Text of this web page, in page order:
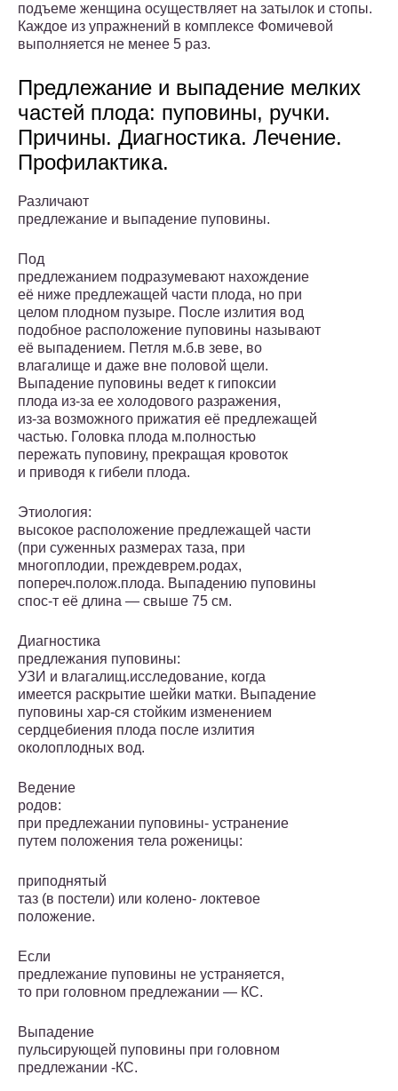
подъеме женщина осуществляет на затылок и стопы.
Каждое из упражнений в комплексе Фомичевой
выполняется не менее 5 раз.
Предлежание и выпадение мелких
частей плода: пуповины, ручки.
Причины. Диагностика. Лечение.
Профилактика.
Различают
предлежание и выпадение пуповины.
Под
предлежанием подразумевают нахождение
её ниже предлежащей части плода, но при
целом плодном пузыре. После излития вод
подобное расположение пуповины называют
её выпадением. Петля м.б.в зеве, во
влагалище и даже вне половой щели.
Выпадение пуповины ведет к гипоксии
плода из-за ее холодового разражения,
из-за возможного прижатия её предлежащей
частью. Головка плода м.полностью
пережать пуповину, прекращая кровоток
и приводя к гибели плода.
Этиология:
высокое расположение предлежащей части
(при суженных размерах таза, при
многоплодии, преждеврем.родах,
попереч.полож.плода. Выпадению пуповины
спос-т её длина — свыше 75 см.
Диагностика
предлежания пуповины:
УЗИ и влагалищ.исследование, когда
имеется раскрытие шейки матки. Выпадение
пуповины хар-ся стойким изменением
сердцебиения плода после излития
околоплодных вод.
Ведение
родов:
при предлежании пуповины- устранение
путем положения тела роженицы:
приподнятый
таз (в постели) или колено- локтевое
положение.
Если
предлежание пуповины не устраняется,
то при головном предлежании — КС.
Выпадение
пульсирующей пуповины при головном
предлежании -КС.